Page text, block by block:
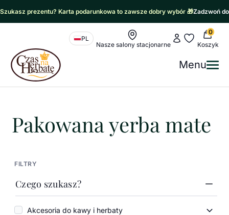
Szukasz prezentu? Karta podarunkowa to zawsze dobry wybór 🎁Zadzwoń
Czas na Herbatę Logo
PL
Nawigacja sklepu
Nasze salony stacjonarne
Moje konto
Moje ulubione
0
Koszyk
Menu
Czas na herbatę
Pakowana yerba mate
FILTRY
Czego szukasz?
Akcesoria do kawy i herbaty